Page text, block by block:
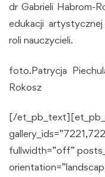
dr Gabrieli Habrom-
edukacji
roli nauczycieli.
foto.Patrycja
Rokosz
[/
fullwidth=”off”